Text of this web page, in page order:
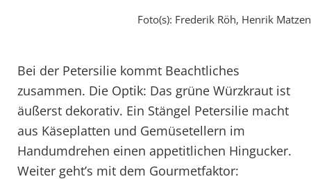
Foto(s): Frederik Röh, Henrik Matzen
Bei der Petersilie kommt Beachtliches
zusammen. Die Optik: Das grüne Würzkraut ist
äußerst dekorativ. Ein Stängel Petersilie macht
aus Käseplatten und Gemüsetellern im
Handumdrehen einen appetitlichen Hingucker.
Weiter geht’s mit dem Gourmetfaktor: